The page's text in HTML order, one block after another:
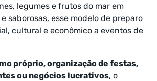
legumes e frutos do mar em
saborosas, esse modelo de preparo
cultural e econômico a eventos de
próprio, organização de festas,
ou negócios lucrativos, o